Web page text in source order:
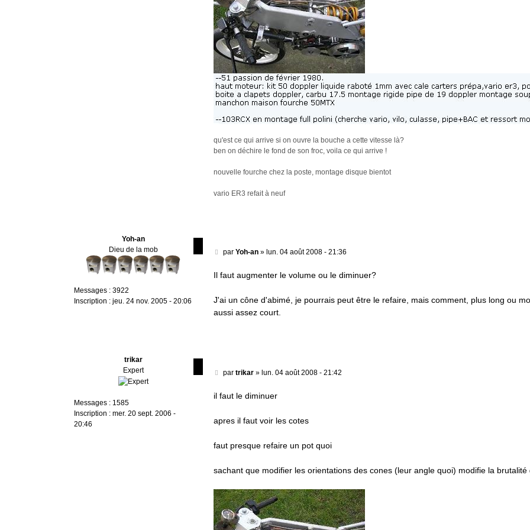
qu'est ce qui arrive si on ouvre la bouche a cette vitesse là?
ben on déchire le fond de son froc, voila ce qui arrive !
nouvelle fourche chez la poste, montage disque bientot
vario ER3 refait à neuf
Yoh-an
Dieu de la mob
Messages : 3922
Inscription : jeu. 24 nov. 2005 - 20:06
M
s
g
e
par Yoh-an» lun. 04 août 2008 - 21:36
Il faut augmenter le volume ou le diminuer?
J'ai un cône d'abimé, je pourrais peut être le refaire, mais comment, plus long ou
aussi assez court.
trikar
Expert
Messages : 1585
Inscription : mer. 20 sept. 2006 -
20:46
M
s
g
par trikar» lun. 04 août 2008 - 21:42
il faut le diminuer
apres il faut voir les cotes
faut presque refaire un pot quoi
sachant que modifier les orientations des cones (leur angle quoi) modifie la brutalité